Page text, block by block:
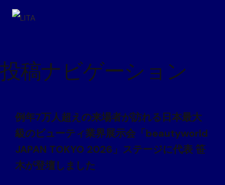
投稿ナビゲーション
例年7万人超えの来場者が訪れる日本最大
級のビューティ業界展示会「beautyworld
JAPAN TOKYO 2026」ステージに代表 笹
木が登壇しました